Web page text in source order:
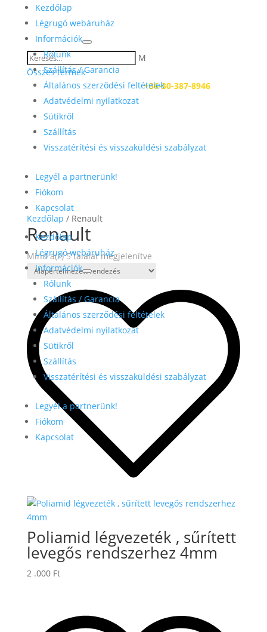
M
Összes termék
Kérdése van? Hívjon:+36-30-387-8946
Kezdőlap
Légrugó webáruház
Információk
Rólunk
Szállítás / Garancia
Általános szerződési feltételek
Adatvédelmi nyilatkozat
Sütikről
Szállítás
Visszatérítési és visszaküldési szabályzat
Legyél a partnerünk!
Fiókom
Kapcsolat
Kezdőlap
Légrugó webáruház
Információk
Rólunk
Szállítás / Garancia
Általános szerződési feltételek
Adatvédelmi nyilatkozat
Sütikről
Szállítás
Visszatérítési és visszaküldési szabályzat
Legyél a partnerünk!
Fiókom
Kapcsolat
Kezdőlap / Renault
Renault
Mind a(z) 5 találat megjelenítve
Poliamid légvezeték , sűrített
levegős rendszerhez 4mm
2 .000 Ft